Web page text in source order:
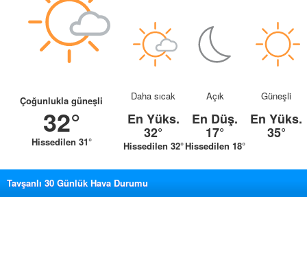
Çoğunlukla güneşli
32°
Hissedilen 31°
Daha sıcak
En Yüks.
32°
Hissedilen 32°
Açık
En Düş.
17°
Hissedilen 18°
Güneşli
En Yüks.
35°
Tavşanlı 30 Günlük Hava Durumu